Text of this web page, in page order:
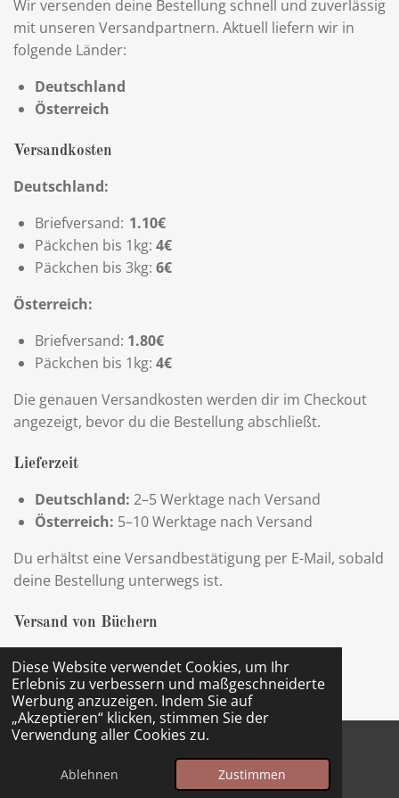
Diese Website verwendet Cookies, um Ihr
Erlebnis zu verbessern und maßgeschneiderte
Werbung anzuzeigen. Indem Sie auf
„Akzeptieren“ klicken, stimmen Sie der
Verwendung aller Cookies zu.
Ablehnen Zustimmen
Wir versenden deine Bestellung schnell und zuverlässig
mit unseren Versandpartnern. Aktuell liefern wir in
folgende Länder:
Deutschland
Österreich
Versandkosten
Deutschland:
Briefversand: 1.10€
Päckchen bis 1kg: 4€
Päckchen bis 3kg: 6€
Österreich:
Briefversand: 1.80€
Päckchen bis 1kg: 4€
Die genauen Versandkosten werden dir im Checkout
angezeigt, bevor du die Bestellung abschließt.
Lieferzeit
Deutschland: 2–5 Werktage nach Versand
Österreich: 5–10 Werktage nach Versand
Du erhältst eine Versandbestätigung per E-Mail, sobald
deine Bestellung unterwegs ist.
Versand von Büchern
Alle Bücher werden sorgfältig verpackt, damit sie
unbeschädigt bei dir ankommen.
Widerruf
Datenschutz